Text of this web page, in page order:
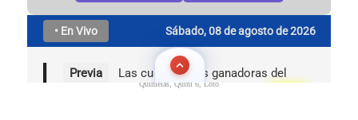
Quinielas, Quini 6, Loto